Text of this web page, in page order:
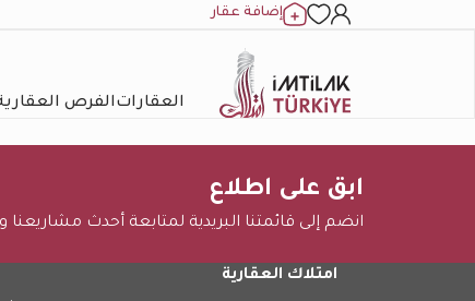
إضافة عقار
العقاراتالفرص
ابق على اطلاع
انضم إلى قائمتنا البريدية لمتابعة أحدث مشاريعنا
امتلاك العقارية